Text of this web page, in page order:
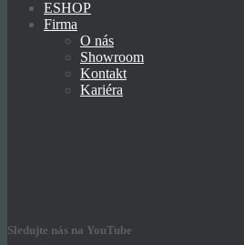
ESHOP
Firma
O nás
Showroom
Kontakt
Kariéra
Sledujte nás na YouTube